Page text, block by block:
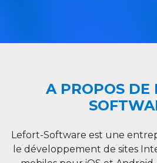
A PROPOS DE
Lefort-Software est une
le développement de sites